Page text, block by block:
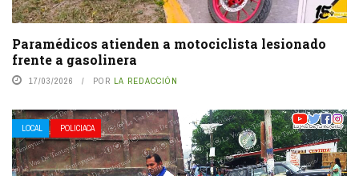
Paramédicos atienden a motociclista lesionado
frente a gasolinera
17/03/2026 POR LA REDACCIÓN
LOCAL POLICIACA